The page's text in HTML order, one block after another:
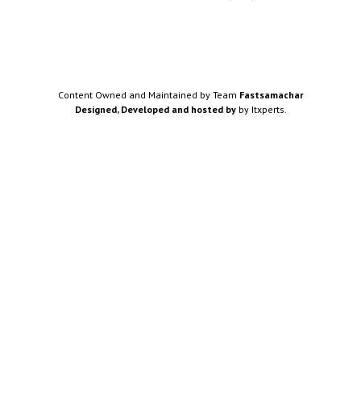
Content Owned and Maintained by Team Fastsamachar
Designed, Developed and hosted byby Itxperts.